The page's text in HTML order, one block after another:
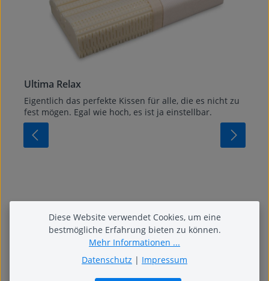
Ultima Relax
Eigentlich das perfekte Kissen für alle, die es nicht zu
fest mögen. Egal wie hoch, es ist ja einstellbar.
Diese Website verwendet Cookies, um eine
bestmögliche Erfahrung bieten zu können.
Mehr Informationen ...
Datenschutz | Impressum